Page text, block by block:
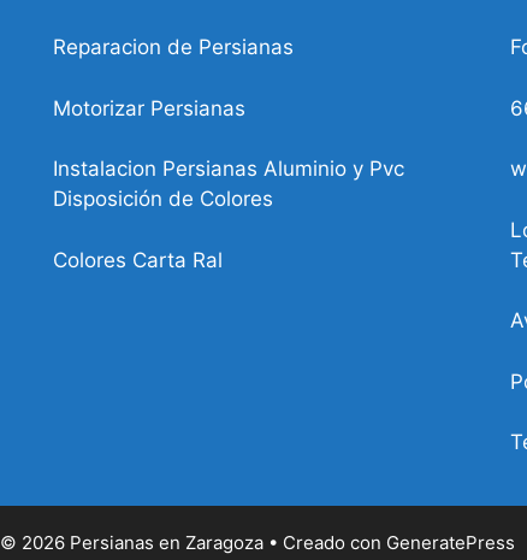
Reparacion de Persianas
Motorizar Persianas
Instalacion Persianas Aluminio y Pvc
Disposición de Colores
Colores Carta Ral
© 2026 Persianas en Zaragoza • Creado con GeneratePress